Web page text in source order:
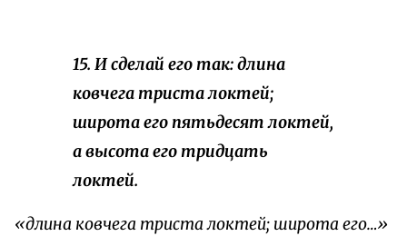
15. И сделай его так: длина
ковчега триста локтей;
широта его пятьдесят локтей,
а высота его тридцать
локтей.
«длина ковчега триста локтей; широта его…»